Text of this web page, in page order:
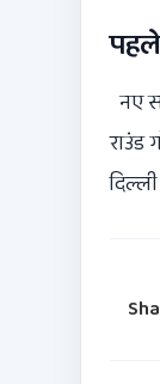
नए
राउंड